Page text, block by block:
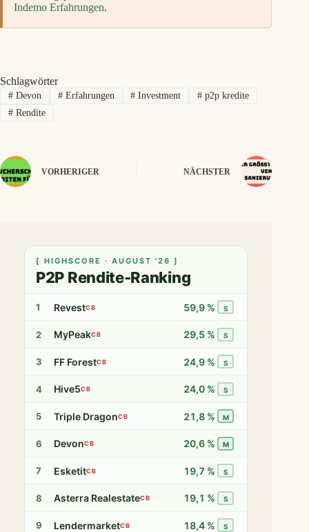
Indemo Erfahrungen.
Schlagwörter
#Devon #Erfahrungen # Investment # p2p kredite
#Rendite
VORHERIGER NÄCHSTER
[ HIGHSCORE · AUGUST '26 ]
P2P Rendite-Ranking
1 RevestCB 59,9 % S
2 MyPeakCB 29,5 % S
3 FF ForestCB 24,9 % S
4 Hive5CB 24,0 % S
5 Triple DragonCB 21,8 % M
6 DevonCB 20,6 % M
7 EsketitCB 19,7 % S
8 Asterra RealestateCB 19,1 % S
9 LendermarketCB 18,4 % S